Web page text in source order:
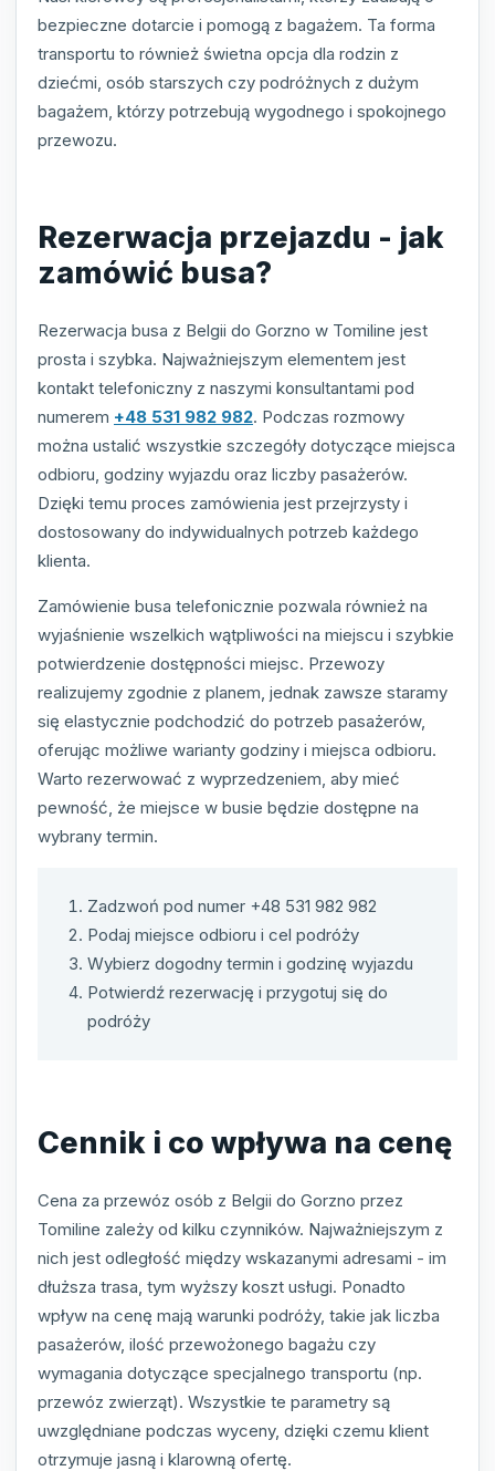
bezpieczne dotarcie i pomogą z bagażem. Ta forma
transportu to również świetna opcja dla rodzin z
dziećmi, osób starszych czy podróżnych z dużym
bagażem, którzy potrzebują wygodnego i spokojnego
przewozu.
Rezerwacja przejazdu - jak
zamówić busa?
Rezerwacja busa z Belgii do Gorzno w Tomiline jest
prosta i szybka. Najważniejszym elementem jest
kontakt telefoniczny z naszymi konsultantami pod
numerem +48 531 982 982. Podczas rozmowy
można ustalić wszystkie szczegóły dotyczące miejsca
odbioru, godziny wyjazdu oraz liczby pasażerów.
Dzięki temu proces zamówienia jest przejrzysty i
dostosowany do indywidualnych potrzeb każdego
klienta.
Zamówienie busa telefonicznie pozwala również na
wyjaśnienie wszelkich wątpliwości na miejscu i szybkie
potwierdzenie dostępności miejsc. Przewozy
realizujemy zgodnie z planem, jednak zawsze staramy
się elastycznie podchodzić do potrzeb pasażerów,
oferując możliwe warianty godziny i miejsca odbioru.
Warto rezerwować z wyprzedzeniem, aby mieć
pewność, że miejsce w busie będzie dostępne na
wybrany termin.
Zadzwoń pod numer +48 531 982 982
Podaj miejsce odbioru i cel podróży
Wybierz dogodny termin i godzinę wyjazdu
Potwierdź rezerwację i przygotuj się do
podróży
Cennik i co wpływa na cenę
Cena za przewóz osób z Belgii do Gorzno przez
Tomiline zależy od kilku czynników. Najważniejszym z
nich jest odległość między wskazanymi adresami - im
dłuższa trasa, tym wyższy koszt usługi. Ponadto
wpływ na cenę mają warunki podróży, takie jak liczba
pasażerów, ilość przewożonego bagażu czy
wymagania dotyczące specjalnego transportu (np.
przewóz zwierząt). Wszystkie te parametry są
uwzględniane podczas wyceny, dzięki czemu klient
otrzymuje jasną i klarowną ofertę.